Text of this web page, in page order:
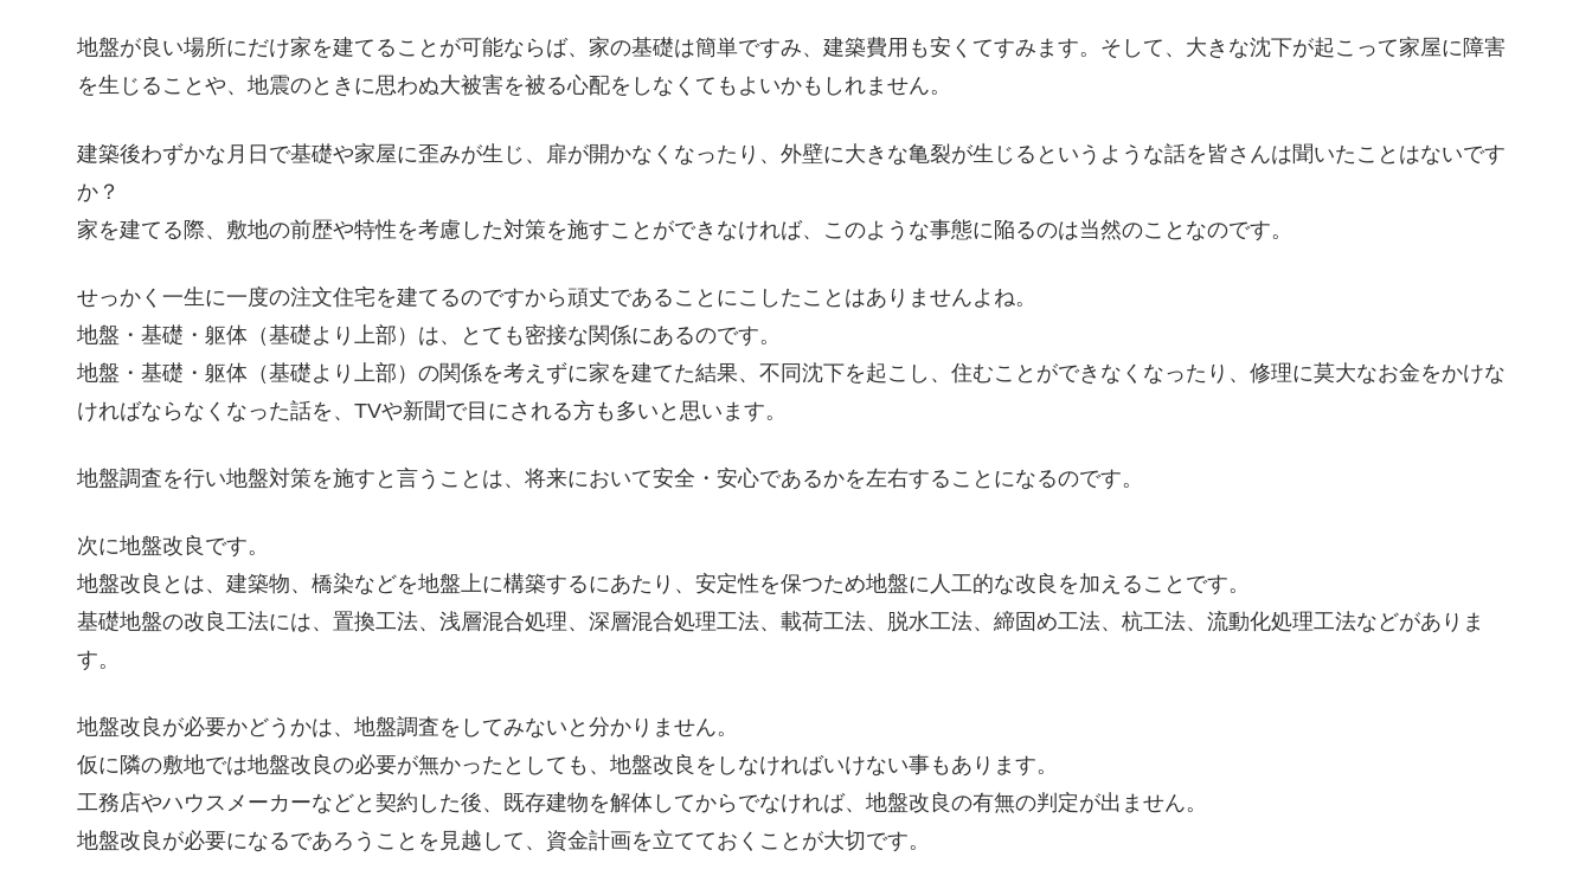
地盤が良い場所にだけ家を建てることが可能ならば、家の基礎は簡単ですみ、建築費用も安くてすみます。そして、大きな沈下が起こって家屋に障害
を生じることや、地震のときに思わぬ大被害を被る心配をしなくてもよいかもしれま せん。
建築後わずかな月日で基礎や家屋に歪みが生じ、扉が開かなくなったり、外壁に大きな亀裂が生じるというような話を皆さんは聞いたことはないです
か？
家を建てる際、敷地の前歴や特性を考慮した対策を施すことができ なければ、このような事態に陥るのは当然のことなのです。
せっかく一生に一度の注文住宅を建てるのですから頑丈であること にこしたことはありませんよね。
地盤・基礎・躯体（基礎より上部）は、とても密接な関係にあるのです。
地盤・基礎・躯体（基礎より上部）の関係を考えずに家を建てた結果、不同沈下を起こし、住むことができなくなったり、修理に莫大なお金をかけな
ければな らなくなった話を、TVや新聞で目にされる方も多いと思います。
地盤調査を行い地盤対策を施すと言うことは、将来において安全・ 安心であるかを左右することになるのです。
次に地盤改良です。
地盤改良とは、建築物、橋染などを地盤上に構築するにあたり、安定性を保つため地盤に人工的な改良を加えることです。
基礎地盤の改良工法には、置換工法、浅層混合処理、深層混合処理工法、載荷工法、脱水工法、締固め工法、杭工法、流動化処理工法などがありま
す。
地盤改良が必要かどうかは、地盤調査をしてみないと分かりません。
仮に隣の敷地では地盤改良の必要が無かったとしても、地盤改良を しなければいけない事もあります。
工務店やハウスメーカーなどと契約した後、既存建物を解体してからでなければ、地盤改良の有無の判定が出ません。
地盤改良が必要になるであろうことを見越して、資金計画を立てておくことが大切です。